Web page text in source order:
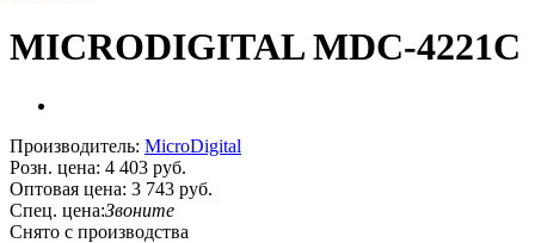
MICRODIGITAL MDC-4221С
Производитель: MicroDigital
Розн. цена: 4 403 руб.
Оптовая цена: 3 743 руб.
Спец. цена:Звоните
Снято с производства